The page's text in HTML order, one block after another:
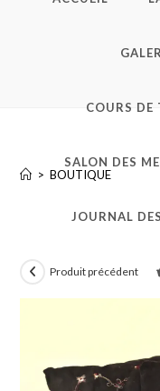
COURS DE
SALON DES
JOURNAL
> BOUTIQUE
Produit précédent